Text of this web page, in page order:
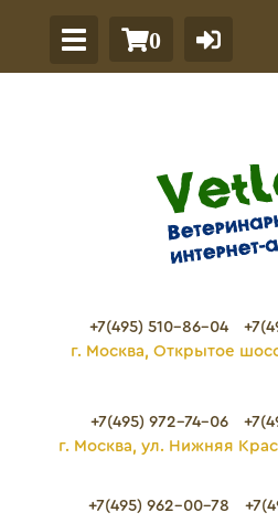
0
+7(495) 510-86-04
г. Москва, Открытое
+7(495) 972-74-06
г. Москва, ул. Нижняя
+7(495) 962-00-78